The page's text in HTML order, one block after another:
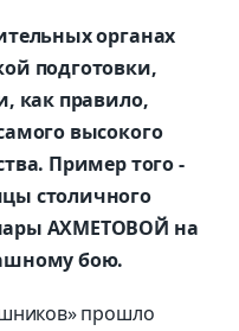
органах
подготовки,
как правило,
высокого
Пример того -
столичного
АХМЕТОВОЙ на
бою.
прошло